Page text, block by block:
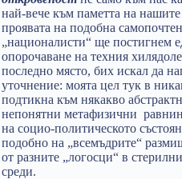
най-вече към паметта на
проявата на подобна
„националисти“ ще постигнем
опорочаване на техния
последно място, бих искал да
уточнение: моята цел тук в
подтикна към някакво
непонятни метафизични
на социо-политическото
подобно на „всемъдрите“
от разните „логосци“ в
среди.